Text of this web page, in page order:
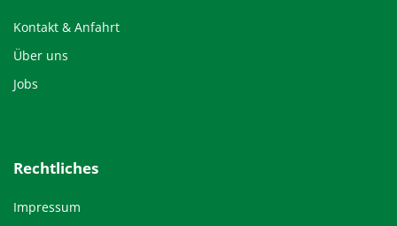
Kontakt & Anfahrt
Über uns
Jobs
Rechtliches
Impressum